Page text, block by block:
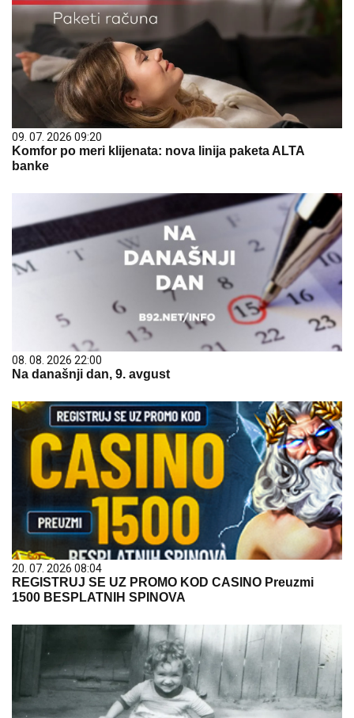
09. 07. 2026 09:20
Komfor po meri klijenata: nova linija paketa ALTA
banke
08. 08. 2026 22:00
Na današnji dan, 9. avgust
20. 07. 2026 08:04
REGISTRUJ SE UZ PROMO KOD CASINO Preuzmi
1500 BESPLATNIH SPINOVA